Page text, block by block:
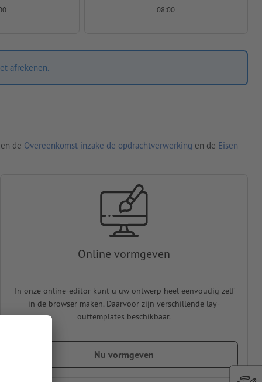
08:00
afrekenen.
de Overeenkomst inzake de opdrachtverwerking en de Eisen
Online vormgeven
In onze online-editor kunt u uw ontwerp heel eenvoudig zelf
in de browser maken. Daarvoor zijn verschillende lay-
outtemplates beschikbaar.
Nu vormgeven